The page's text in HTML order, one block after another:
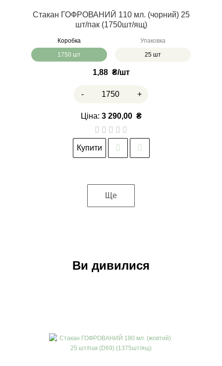
Стакан ГОФРОВАНИЙ 110 мл. (чорний) 25
шт/пак (1750шт/ящ)
Коробка
1750 шт
Упаковка
25 шт
1,88 ₴
- +
Ціна: 3 290,00 ₴
Купити
Ще
Ви дивилися